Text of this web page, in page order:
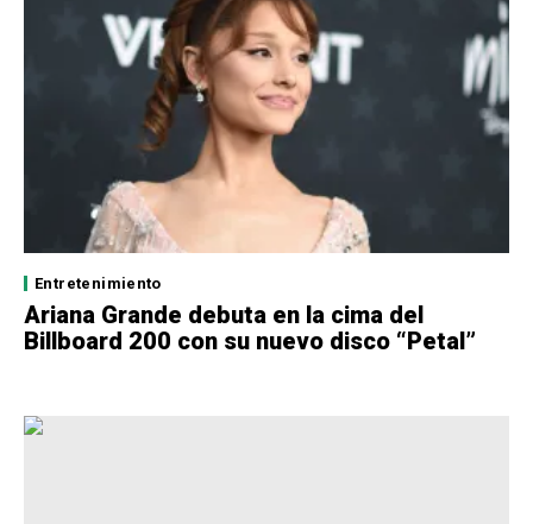
Entretenimiento
Ariana Grande debuta en la cima del
Billboard 200 con su nuevo disco “Petal”